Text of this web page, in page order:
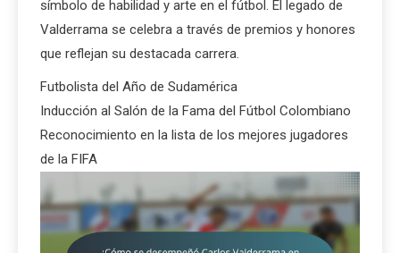
símbolo de habilidad y arte en el fútbol. El legado de
Valderrama se celebra a través de premios y honores
que reflejan su destacada carrera.
Futbolista del Año de Sudamérica
Inducción al Salón de la Fama del Fútbol Colombiano
Reconocimiento en la lista de los mejores jugadores
de la FIFA